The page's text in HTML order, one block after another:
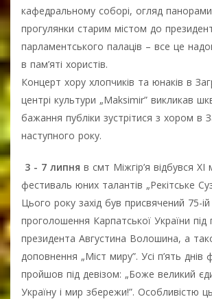
кафедральному соборі, огляд панорами
прогулянки старим містом до
парламентського палаців – все це
в пам’яті хористів.
Концерт хору хлопчиків та юнаків в
центрі культури „Maksimir” викликав
бажання публіки зустрітися з хором в
наступного року.
3 - 7 липня в смт Міжгір’я відбувся
фестиваль юних талантів „Рекітське
Цього року захід був присвячений 75-ій
проголошення Карпатської України під
президента Августина Волошина, а
доповнення „Міст миру”. Усі п’ять днів
пройшов під девізом: „Боже великий
Україну і мир збережи!”. Особливістю